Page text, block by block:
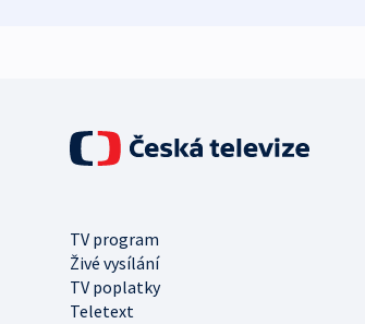
TV program
Živé vysílání
TV poplatky
Teletext